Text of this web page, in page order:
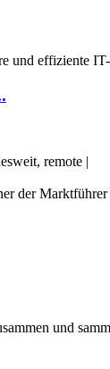
effiziente
remote |
der
und